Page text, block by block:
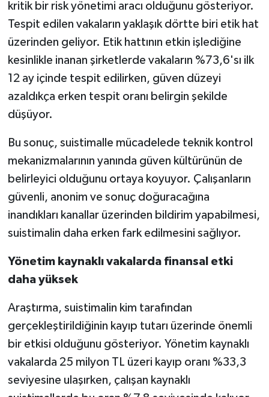
kritik bir risk yönetimi aracı olduğunu gösteriyor.
Tespit edilen vakaların yaklaşık dörtte biri etik hat
üzerinden geliyor. Etik hattının etkin işlediğine
kesinlikle inanan şirketlerde vakaların %73,6'sı ilk
12 ay içinde tespit edilirken, güven düzeyi
azaldıkça erken tespit oranı belirgin şekilde
düşüyor.
Bu sonuç, suistimalle mücadelede teknik kontrol
mekanizmalarının yanında güven kültürünün de
belirleyici olduğunu ortaya koyuyor. Çalışanların
güvenli, anonim ve sonuç doğuracağına
inandıkları kanallar üzerinden bildirim yapabilmesi,
suistimalin daha erken fark edilmesini sağlıyor.
Yönetim kaynaklı vakalarda finansal etki
daha yüksek
Araştırma, suistimalin kim tarafından
gerçekleştirildiğinin kayıp tutarı üzerinde önemli
bir etkisi olduğunu gösteriyor. Yönetim kaynaklı
vakalarda 25 milyon TL üzeri kayıp oranı %33,3
seviyesine ulaşırken, çalışan kaynaklı